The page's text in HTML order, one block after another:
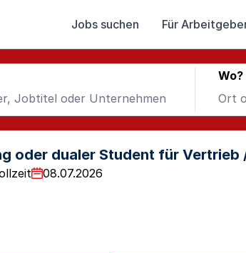
Jobs suchen Für
Wo?
oder dualer Student für
08.07.2026